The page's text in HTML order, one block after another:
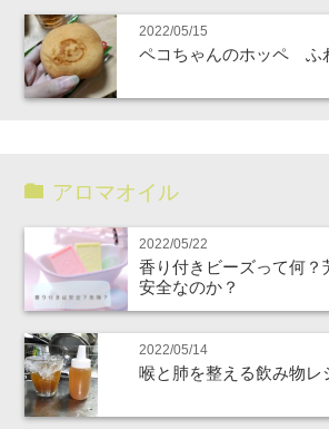
2022/05/15
ペコちゃんのホッペ ふ
アロマオイル
2022/05/22
香り付きビーズって何？
安全なのか？
2022/05/14
喉と肺を整える飲み物レ